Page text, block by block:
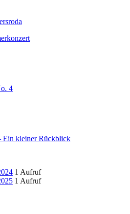
4
Ein kleiner Rückblick
1 Aufruf
1 Aufruf